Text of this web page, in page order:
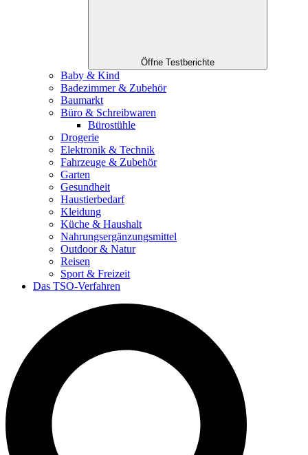
Öffne Testberichte
Baby & Kind
Badezimmer & Zubehör
Baumarkt
Büro & Schreibwaren
Bürostühle
Drogerie
Elektronik & Technik
Fahrzeuge & Zubehör
Garten
Gesundheit
Haustierbedarf
Kleidung
Küche & Haushalt
Nahrungsergänzungsmittel
Outdoor & Natur
Reisen
Sport & Freizeit
Das TSO-Verfahren